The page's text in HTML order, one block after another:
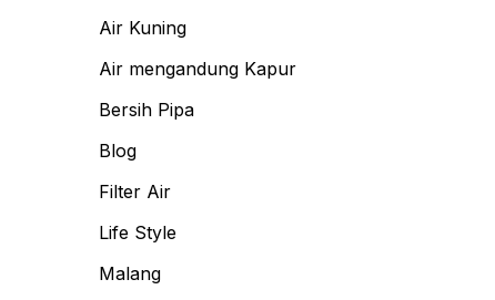
Air Kuning
Air mengandung Kapur
Bersih Pipa
Blog
Filter Air
Life Style
Malang